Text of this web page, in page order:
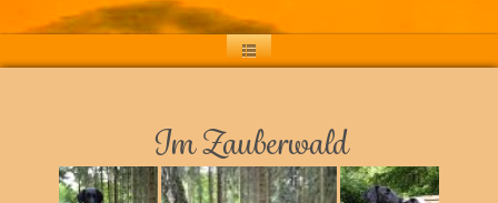
Im Zauberwald